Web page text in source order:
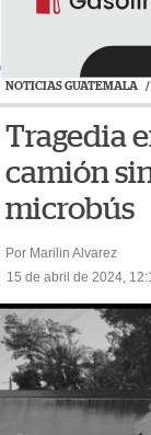
NOTICIAS GUATEMALA /
Tragedia
camión
microbús
Por Marilin Alvarez
15 de abril de 2024,